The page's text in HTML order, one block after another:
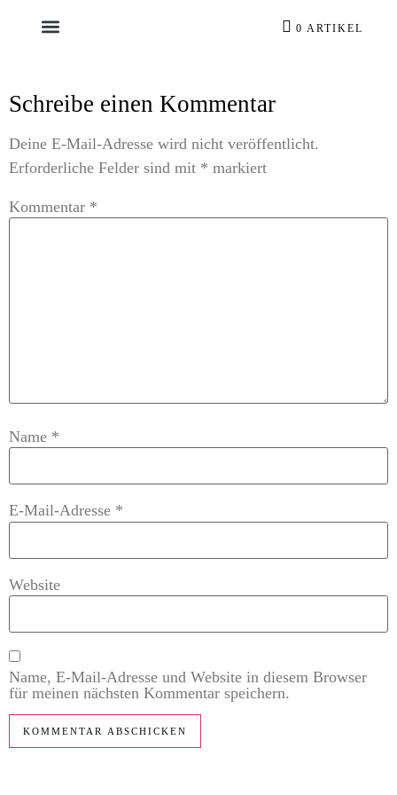
0 ARTIKEL
Schreibe einen Kommentar
Deine E-Mail-Adresse wird nicht veröffentlicht.
Erforderliche Felder sind mit * markiert
Kommentar *
Name *
E-Mail-Adresse *
Website
Name, E-Mail-Adresse und Website in diesem Browser
für meinen nächsten Kommentar speichern.